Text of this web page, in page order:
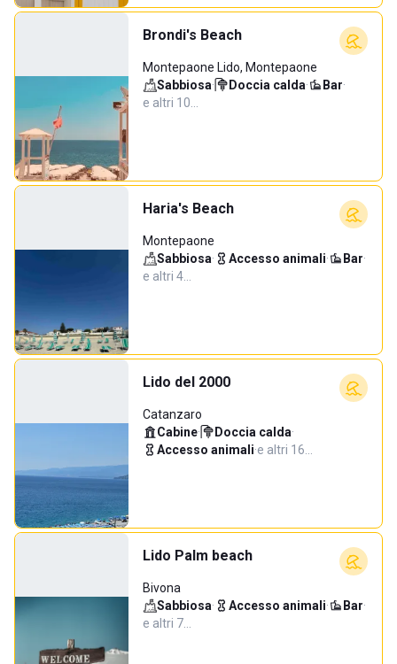
Brondi's Beach
Montepaone Lido, Montepaone
Sabbiosa· Doccia calda· Bar·
e altri 10…
Haria's Beach
Montepaone
Sabbiosa· Accesso animali· Bar·
e altri 4…
Lido del 2000
Catanzaro
Cabine· Doccia calda·
Accesso animali·e altri 16…
Lido Palm beach
Bivona
Sabbiosa· Accesso animali· Bar·
e altri 7…